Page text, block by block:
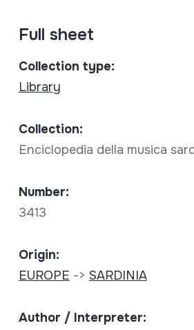
Full sheet
Collection type:
Library
Collection:
Enciclopedia della musica
Number:
3413
Origin:
EUROPE -> SARDINIA
Author / Interpreter: